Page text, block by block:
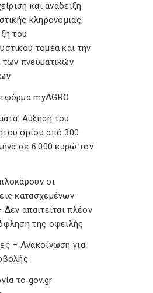
και ανάδειξη
κληρονομιάς,
του
τομέα και την
των πνευματικών
myAGRO
Αύξηση του
ορίου από 300
σε 6.000 ευρώ τον
οι
κατασχεμένων
Δεν απαιτείται πλέον
της οφειλής
– Ανακοίνωση για
το gov.gr